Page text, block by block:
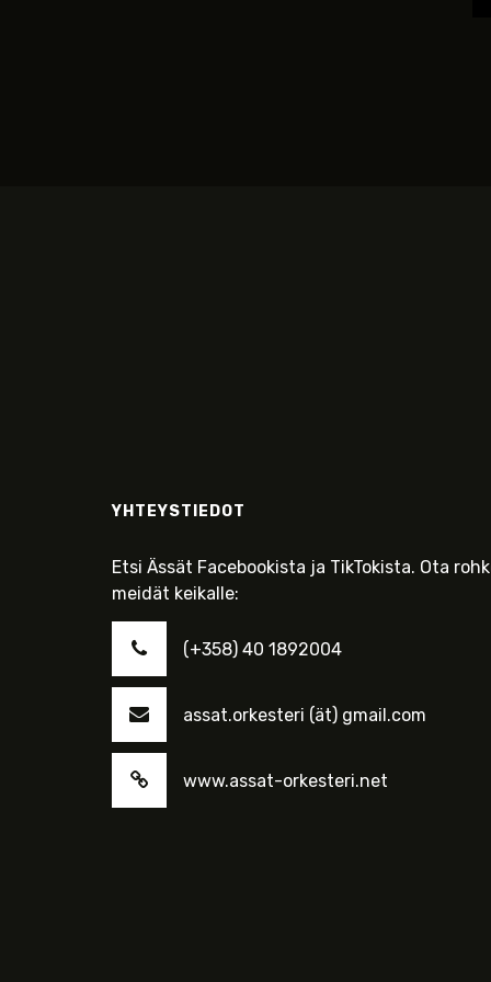
YHTEYSTIEDOT
Etsi Ässät Facebookista ja TikTokista. Ota
meidät keikalle:
(+358) 40 1892004
assat.orkesteri (ät) gmail.com
www.assat-orkesteri.net